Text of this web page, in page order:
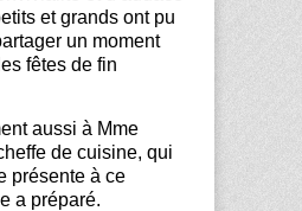
et grands ont pu
un moment
fêtes de fin
aussi à Mme
de cuisine, qui
présente à ce
a préparé.